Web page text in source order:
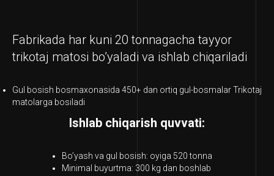
Fabrikada har kuni 20 tonnagacha tayyor
trikotaj matosi bo’yaladi va ishlab chiqariladi
Gul bosish bosmaxonasida 450+ dan ortiq gul-bosmalar Trikotaj
matolarga bosiladi
Ishlab chiqarish quvvati:
Bo’yash va gul bosish: oyiga 520 tonna
Minimal buyurtma: 300 kg dan boshlab